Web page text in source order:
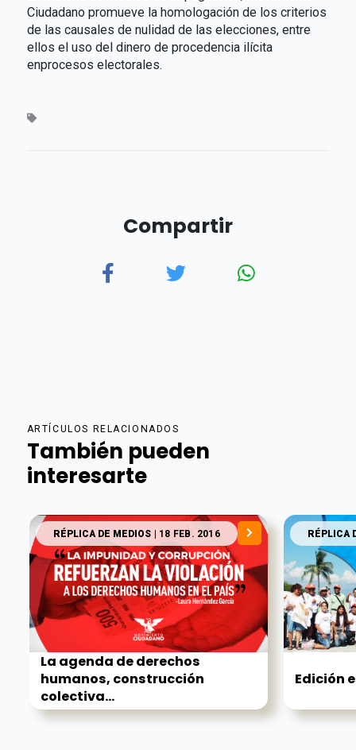
Ciudadano promueve la homologación de los criterios
de las causales de nulidad de las elecciones, entre
ellos el uso del dinero de procedencia ilícita
enprocesos electorales.
Compartir
ARTÍCULOS RELACIONADOS
También pueden
interesarte
RÉPLICA DE MEDIOS | 18 FEB. 2016
La agenda de derechos
humanos, construcción
colectiva...
RÉPLICA
Edición